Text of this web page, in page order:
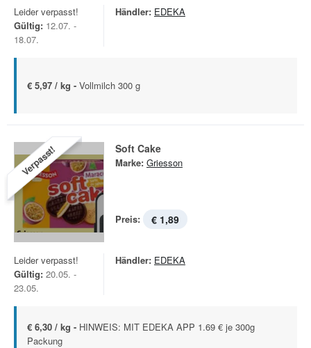
Leider verpasst!
Gültig: 12.07. -
18.07.
Händler: EDEKA
€ 5,97 / kg - Vollmilch 300 g
Verpasst! Soft Cake
Marke: Griesson
Preis: € 1,89
Leider verpasst!
Gültig: 20.05. -
23.05.
Händler: EDEKA
€ 6,30 / kg - HINWEIS: MIT EDEKA APP 1.69 € je 300g
Packung